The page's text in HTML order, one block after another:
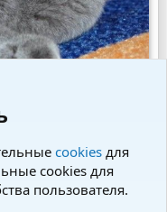
возможных
cookies для
cookies для
пользователя.